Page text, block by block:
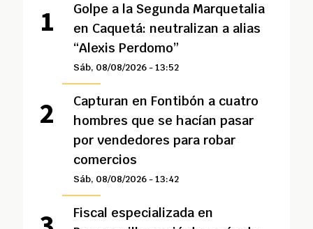
Golpe a la Segunda Marquetalia
en Caquetá: neutralizan a alias
“Alexis Perdomo”
Sáb, 08/08/2026 - 13:52
Capturan en Fontibón a cuatro
hombres que se hacían pasar
por vendedores para robar
comercios
Sáb, 08/08/2026 - 13:42
Fiscal especializada en